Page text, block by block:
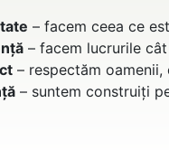
– facem ceea ce
– facem lucrurile
– respectăm
– suntem construiți